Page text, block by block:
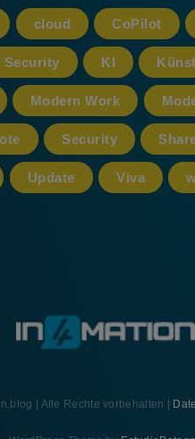
cloud CoPilot
Security KI
Modern Work
Security
Update Viva
| Alle Rechte vorbehalten |